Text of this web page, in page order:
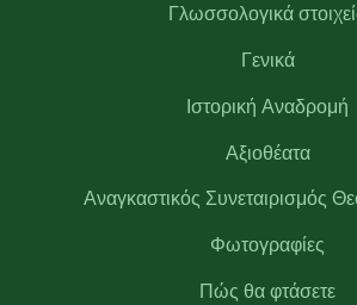
Γλωσσολογικά
Γενικά
Ιστορική Αναδρομή
Αξιοθέατα
Αναγκαστικός Συνεταιρισμός
Φωτογραφίες
Πώς θα φτάσετε